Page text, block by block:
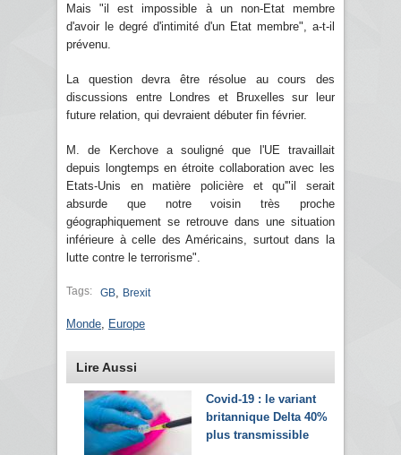
Mais "il est impossible à un non-Etat membre
d'avoir le degré d'intimité d'un Etat membre", a-t-il
prévenu.
La question devra être résolue au cours des
discussions entre Londres et Bruxelles sur leur
future relation, qui devraient débuter fin février.
M. de Kerchove a souligné que l'UE travaillait
depuis longtemps en étroite collaboration avec les
Etats-Unis en matière policière et qu'"il serait
absurde que notre voisin très proche
géographiquement se retrouve dans une situation
inférieure à celle des Américains, surtout dans la
lutte contre le terrorisme".
Tags: GB Brexit
Monde Europe
Lire Aussi
Covid-19 : le variant
britannique Delta 40%
plus transmissible